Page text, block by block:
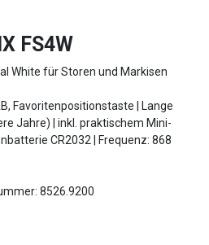
FS4W
White für Storen und Markisen
Favoritenpositionstaste | Lange
Jahre) | inkl. praktischem Mini-
CR2032 | Frequenz: 868
8526.9200